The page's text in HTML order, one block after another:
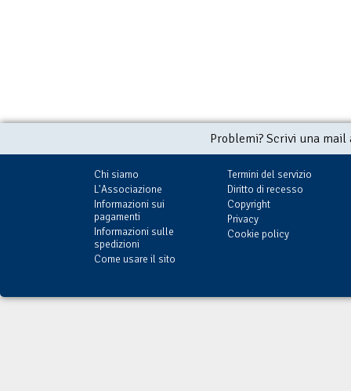
Problemi? Scrivi una
Chi siamo
L'Associazione
Informazioni sui
pagamenti
Informazioni sulle
spedizioni
Come usare il sito
Termini del servizio
Diritto di recesso
Copyright
Privacy
Cookie policy